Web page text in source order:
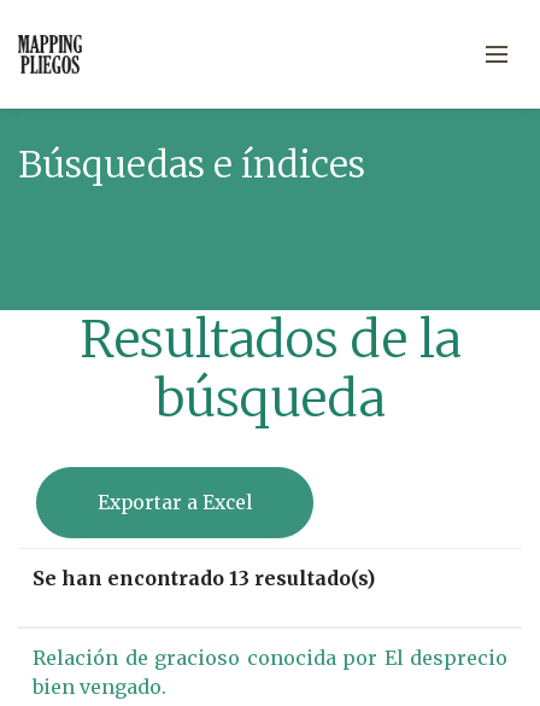
Búsquedas e índices
Resultados de la
búsqueda
Exportar a Excel
Se han encontrado 13 resultado(s)
Relación de gracioso conocida por El desprecio
bien vengado.